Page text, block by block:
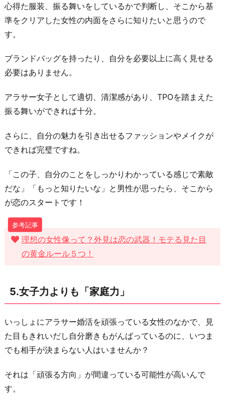
心得た服装、振る舞いをしているかで判断し、そこから基
準をクリアした女性の内面をさらに知りたいと思うので
す。
ブランドバッグを持ったり、自分を必要以上に高く見せる
必要はありません。
アラサー女子として適切、清潔感があり、TPOを踏まえた
振る舞いができれば十分。
さらに、自分の魅力を引き出せるファッションやメイクが
できれば完璧ですね。
「この子、自分のことをしっかりわかっている感じで素敵
だな」「もっと知りたいな」と男性が思ったら、そこから
が恋のスタートです！
理想の女性像って？外見は恋の武器！モテる見た目
の黄金ルール５つ！
5.女子力よりも「家庭力」
いっしょにアラサー婚活を頑張っている女性のなかで、見
た目もきれいだし自分磨きもがんばっているのに、いつま
でも相手が決まらない人はいませんか？
それは「頑張る方向」が間違っている可能性が高いんで
す。